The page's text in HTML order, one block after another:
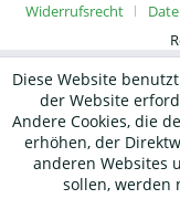
Widerrufsrecht
Diese Website
der Website
Andere Cookies, die
erhöhen, der
anderen Websites
sollen, werden